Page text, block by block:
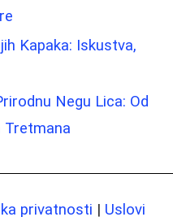
Kapaka: Iskustva,
Negu Lica: Od
Tretmana
privatnosti | Uslovi